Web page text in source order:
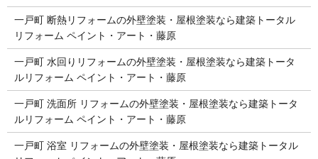
一戸町 断熱リフォームの外壁塗装・屋根塗装なら建築トータル
リフォーム ペイント・アート・藤原
一戸町 水回りリフォームの外壁塗装・屋根塗装なら建築トータ
ルリフォーム ペイント・アート・藤原
一戸町 洗面所 リフォームの外壁塗装・屋根塗装なら建築トータ
ルリフォーム ペイント・アート・藤原
一戸町 浴室 リフォームの外壁塗装・屋根塗装なら建築トータル